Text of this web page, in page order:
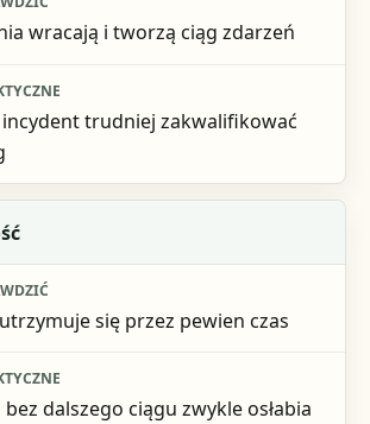
wracają i tworzą ciąg zdarzeń
incydent trudniej zakwalifikować
się przez pewien czas
dalszego ciągu zwykle osłabia